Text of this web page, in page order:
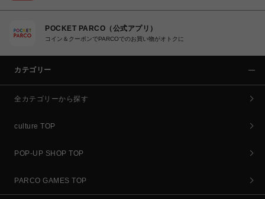
POCKET PARCO（公式アプリ）
コイン＆クーポンでPARCOでのお買い物がオトクに
カテゴリー
全カテゴリーから探す
culture TOP
POP-UP SHOP TOP
PARCO GAMES TOP